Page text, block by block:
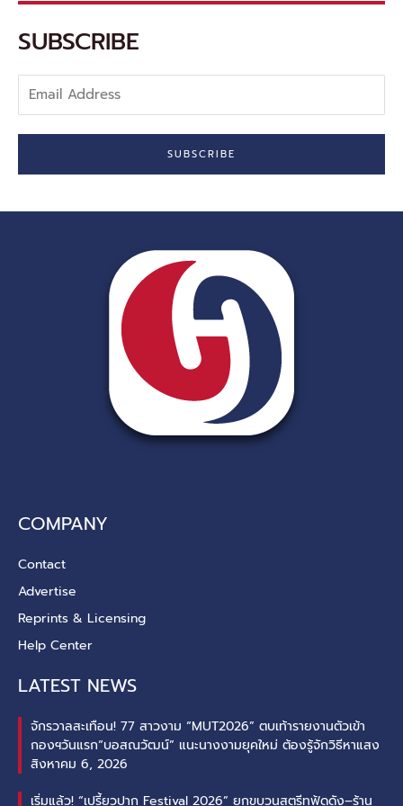
f
SUBSCRIBE
Address
SUBSCRIBE
COMPANY
Contact
Advertise
Reprints & Licensing
Help Center
LATEST NEWS
จักรวาลสะเทือน! 77 สาวงาม “MUT2026” ตบเท้ารายงานตัวเข้า
กองฯวันแรก“บอสณวัฒน์” แนะนางงามยุคใหม่ ต้องรู้จักวิธีหาแสง
สิงหาคม 6, 2026
เริ่มแล้ว! “เปรี้ยวปาก Festival 2026” ยกขบวนสตรีทฟู้ดดัง–ร้าน